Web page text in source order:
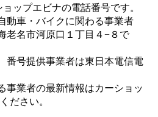
ョップエビナの電話番号です。
動車・バイクに関わる事業者
老名市河原口１丁目４−８ で
番号提供事業者は東日本電信電
事業者の最新情報はカーショッ
ださい。